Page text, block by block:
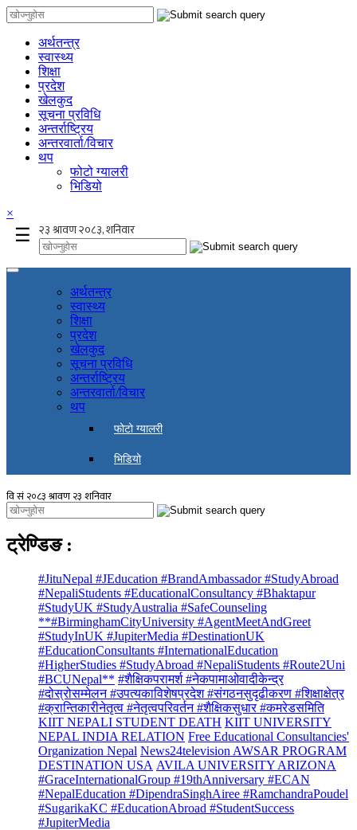
अर्थतन्त्र
स्वास्थ्य
शिक्षा
प्रदेश
खेलकुद
सूचना प्रविधि
अन्तर्राष्ट्रिय
अन्तरवार्ता/विचार
थप
फोटो ग्यालरी
भिडियो
×
☰
अर्थतन्त्र
स्वास्थ्य
शिक्षा
प्रदेश
खेलकुद
सूचना प्रविधि
अन्तर्राष्ट्रिय
अन्तरवार्ता/विचार
थप
फोटो ग्यालरी
भिडियो
ट्रेण्डिङ :
#JituNepal #JEducation #BrandAmbassador #StudyAbroad
#NepaliStudents #EducationalConsultancy #Bhaktapur
#StudyUK #StudyAustralia #SafeCounseling
**#BirminghamCityUniversity #AgentMeetAndGreet
#StudyInUK #JupiterMedia #DestinationUK
#EducationConsultants #InternationalEducation
#HigherStudies #StudyAbroad #NepaliStudents #Route2Uni
#BCUNepal** #शैक्षिकपरामर्श #नेकपामाओवादीकेन्द्र
#दोस्रोसम्मेलन #उपत्यकाविशेषप्रदेश #संगठनसुदृढीकरण #शिक्षाक्षेत्र
#क्रान्तिकारीनेतृत्व #नेतृत्वपरिवर्तन #शैक्षिकसुधार #कमरेडसमिति
KIIT NEPALI STUDENT DEATH KIIT UNIVERSITY
NEPAL INDIA RELATION Free Educational Consultancies'
Organization Nepal News24television AWSAR PROGRAM
DESTINATION USA AVILA UNIVERSITY ARIZONA
#GraceInternationalGroup #19thAnniversary #ECAN
#NepalEducation #DipendraSinghAiree #RamchandraPoudel
#SugarikaKC #EducationAbroad #StudentSuccess
#JupiterMedia